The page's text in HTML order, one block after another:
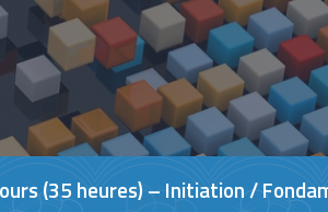
(35 heures) – Initiation /